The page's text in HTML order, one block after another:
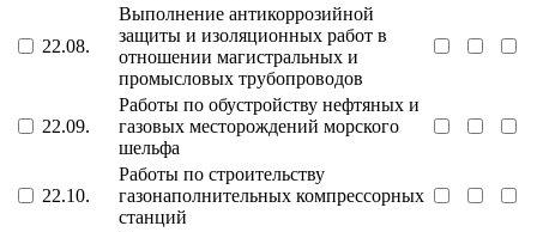
22.08.
Выполнение антикоррозийной
защиты и изоляционных работ в
отношении магистральных и
промысловых трубопроводов
22.09.
Работы по обустройству нефтяных и
газовых месторождений морского
шельфа
22.10.
Работы по строительству
газонаполнительных компрессорных
станций